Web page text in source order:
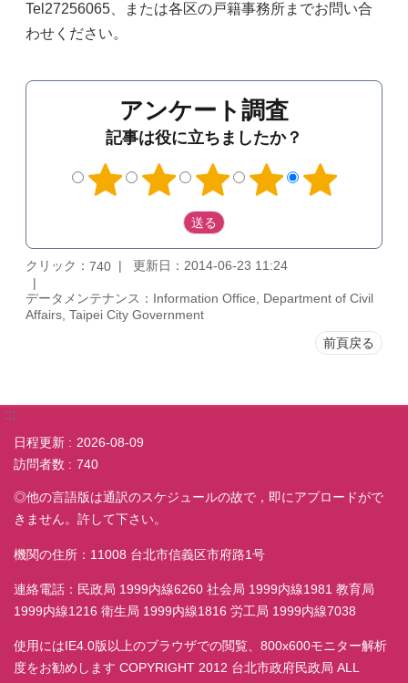
Tel27256065、または各区の戸籍事務所までお問い合
わせください。
アンケート調査
記事は役に立ちましたか？
クリック： 740 更新日：2014-06-23 11:24
データメンテナンス：Information Office, Department of Civil
Affairs, Taipei City Government
前頁戻る
:::
日程更新
2026-08-09
訪問者数
740
◎他の言語版は通訳のスケジュールの故で，即にアプロードがで
きません。許して下さい。
機関の住所：11008 台北市信義区市府路1号
連絡電話：民政局 1999内線6260 社会局 1999内線1981 教育局
1999内線1216 衛生局 1999内線1816 労工局 1999内線7038
使用にはIE4.0版以上のブラウザでの閲覧、800x600モニター解析
度をお勧めします COPYRIGHT 2012 台北市政府民政局 ALL